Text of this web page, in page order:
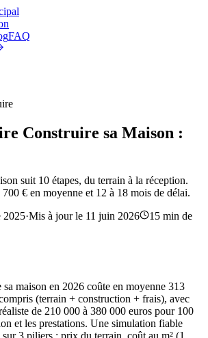
FAQ
Construire sa Maison :
suit 10 étapes, du terrain à la réception.
€ en moyenne et 12 à 18 mois de délai.
2025·Mis à jour le 11 juin 2026 15 min de
sa maison en 2026 coûte en moyenne 313
(terrain + construction + frais), avec
de 210 000 à 380 000 euros pour 100
et les prestations. Une simulation fiable
3 piliers : prix du terrain, coût au m² (1